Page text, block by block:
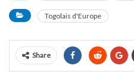
Togolais d'Europe
Share